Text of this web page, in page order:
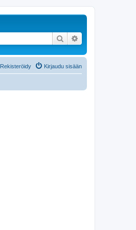
Etsi
Kirjaudu sisään
Rekisteröidy